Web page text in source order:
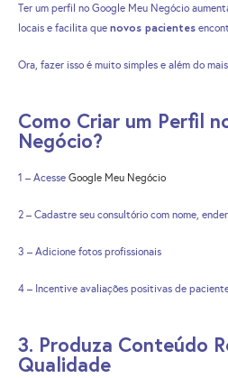
Ter um perfil no Google Meu Negócio
locais e facilita que novos pacientes
Ora, fazer isso é muito simples e além do
Como Criar um Perfil
Negócio?
1 – Acesse Google Meu Negócio
2 – Cadastre seu consultório com nome,
3 – Adicione fotos profissionais
4 – Incentive avaliações positivas de
3. Produza Conteúdo
Qualidade